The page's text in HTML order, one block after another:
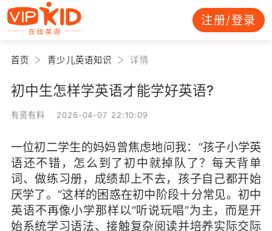
注册/登录
首页 青少儿英语知识 详情
初中生怎样学英语才能学好英语?
有资有料 2026-04-07 22:10:09
一位初二学生的妈妈曾焦虑地问我：“孩子小学英
语还不错，怎么到了初中就掉队了？每天背单
词、做练习册，成绩却上不去，孩子自己都开始
厌学了。”这样的困惑在初中阶段十分常见。初中
英语不再像小学那样以“听说玩唱”为主，而是开
始系统学习语法、接触复杂阅读并培养实际交际